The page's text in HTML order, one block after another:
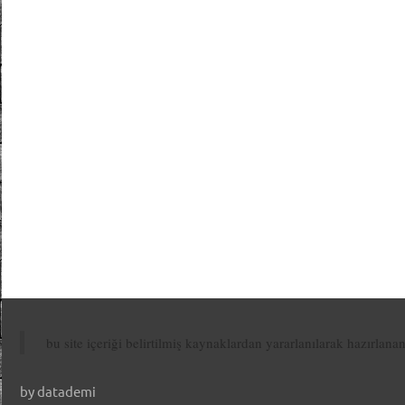
bu site içeriği belirtilmiş kaynaklardan yararlanılarak hazırlanan
by datademi